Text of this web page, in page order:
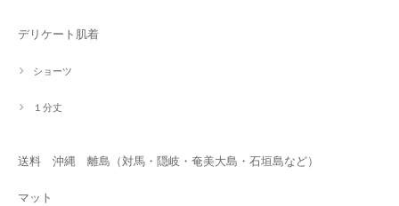
デリケート肌着
ショーツ
１分丈
送料 沖縄 離島（対馬・隠岐・奄美大島・石垣島など）
マット